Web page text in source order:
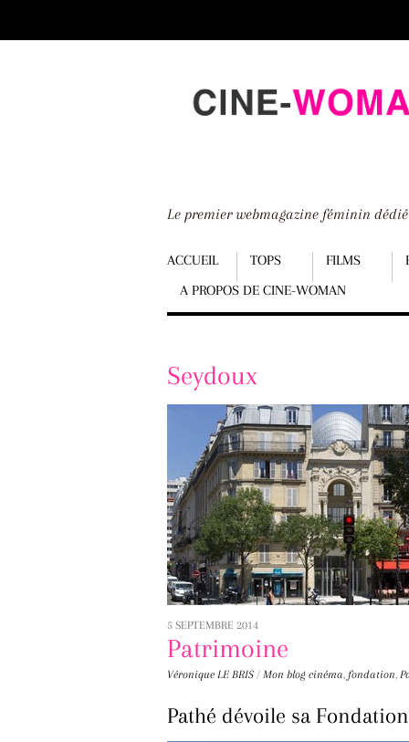
down
Le premier webmagazine féminin
Menu
ACCUEIL TOPS FILMS
A PROPOS DE CINE-WOMAN
Scroll
content
Seydoux
5 SEPTEMBRE 2014
Patrimoine
Véronique LE BRIS / Mon blog cinéma, fondation,
Pathé dévoile sa Fondation